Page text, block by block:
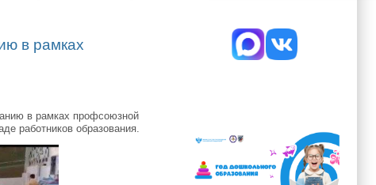
в рамках
в рамках профсоюзной
работников образования.